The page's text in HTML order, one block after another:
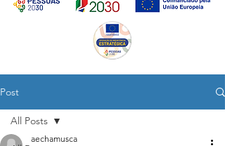
Post
All Posts
aechamusca